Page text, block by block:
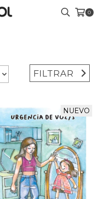
0
FILTRAR
NUEVO